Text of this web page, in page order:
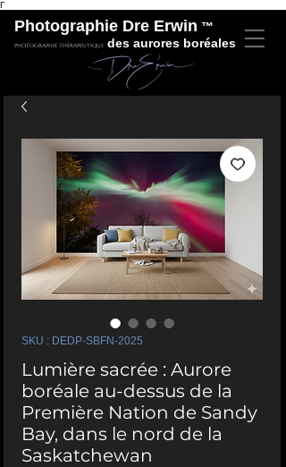
Γ
Photographie Dre Erwin ™
Photographie thérapeutique des aurores boréales
SKU : DEDP-SBFN-2025
Lumière sacrée : Aurore
boréale au-dessus de la
Première Nation de Sandy
Bay, dans le nord de la
Saskatchewan